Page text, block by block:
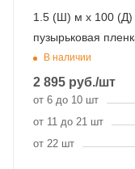
1.5 (Ш) м х 100 (Д)
пузырьковая
В наличии
2 895 руб./шт
от 6 до 10 шт
от 11 до 21 шт
от 22 шт